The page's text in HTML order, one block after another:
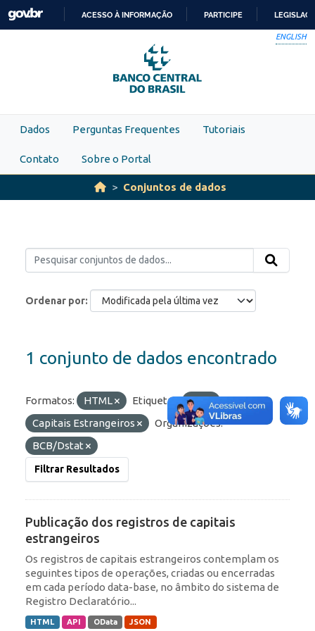
Skip to main content
PARA
O
CONTEÚDO
ACESSO À INFORMAÇÃO PARTICIPE
ENGLISH
Dados Perguntas Frequentes Tutoriais
Contato Sobre o Portal
Conjuntos de dados
Ordenar por
1 conjunto de dados encontrado
Formatos: HTML Etiquetas:
IED
Capitais Estrangeiros
Organizações:
BCB/Dstat
Filtrar Resultados
Publicação dos registros de capitais
estrangeiros
Os registros de capitais estrangeiros contemplam os
seguintes tipos de operações, criadas ou encerradas
em cada período data-base, no âmbito do sistema de
Registro Declaratório...
HTML API OData JSON